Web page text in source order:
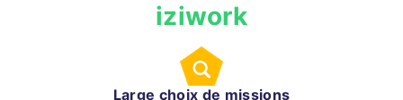
iziwork
Large choix de missions